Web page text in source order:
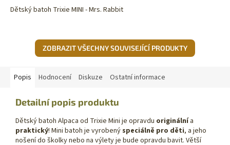
Dětský batoh Trixie MINI - Mrs. Rabbit
ZOBRAZIT VŠECHNY SOUVISEJÍCÍ PRODUKTY
Popis Hodnocení Diskuze Ostatní informace
Detailní popis produktu
Dětský batoh Alpaca od Trixie Mini je opravdu originálnía
praktický! Mini batoh je vyrobenýspeciálně pro děti, a jeho
nošení do školky nebo na výlety je bude opravdu bavit. Větší